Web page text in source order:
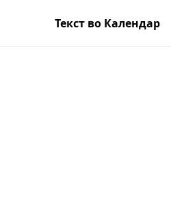
Текст во Календар